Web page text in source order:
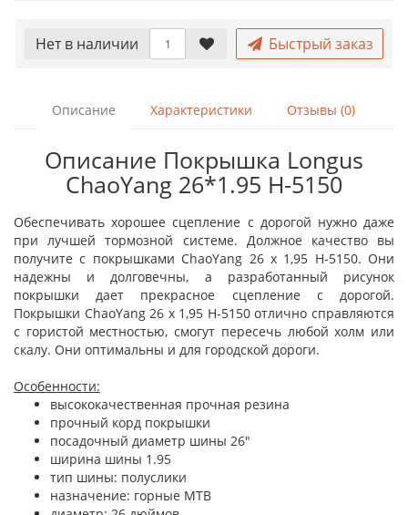
Нет в наличии Быстрый заказ
Описание Характеристики Отзывы (0)
Описание Покрышка Longus
ChaoYang 26*1.95 H-5150
Обеспечивать хорошее сцепление с дорогой нужно даже
при лучшей тормозной системе. Должное качество вы
получите с покрышками ChaoYang 26 x 1,95 H-5150. Они
надежны и долговечны, а разработанный рисунок
покрышки дает прекрасное сцепление с дорогой.
Покрышки ChaoYang 26 x 1,95 H-5150 отлично справляются
с гористой местностью, смогут пересечь любой холм или
скалу. Они оптимальны и для городской дороги.
Особенности:
высококачественная прочная резина
прочный корд покрышки
посадочный диаметр шины 26"
ширина шины 1.95
тип шины: полуслики
назначение: горные MTB